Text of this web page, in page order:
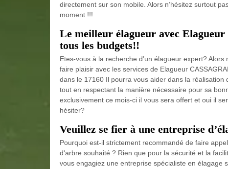
directement sur son mobile. Alors n’hésitez surtout
moment !!!
Le meilleur élagueur avec
tous les budgets!!
Etes-vous à la recherche d’un élagueur expert?
faire plaisir avec les services de Elagueur
dans le 17160 Il pourra vous aider dans la
tout en respectant la manière nécessaire pour sa
exclusivement ce mois-ci il vous sera offert et oui il
hésiter?
Veuillez se fier à une entreprise
Pourquoi est-il strictement recommandé de faire
d'arbre souhaité ? Rien que pour la sécurité et la
vous engagiez une entreprise spécialiste en élagage